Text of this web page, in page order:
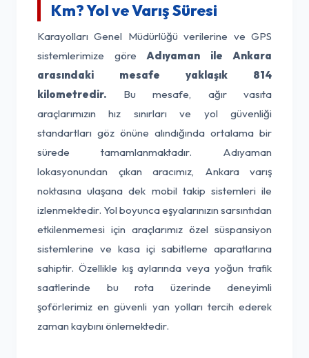
Km? Yol ve Varış Süresi
Karayolları Genel Müdürlüğü verilerine ve GPS
sistemlerimize göre Adıyaman ile Ankara
arasındaki mesafe yaklaşık 814
kilometredir. Bu mesafe, ağır vasıta
araçlarımızın hız sınırları ve yol güvenliği
standartları göz önüne alındığında ortalama bir
sürede tamamlanmaktadır. Adıyaman
lokasyonundan çıkan aracımız, Ankara varış
noktasına ulaşana dek mobil takip sistemleri ile
izlenmektedir. Yol boyunca eşyalarınızın sarsıntıdan
etkilenmemesi için araçlarımız özel süspansiyon
sistemlerine ve kasa içi sabitleme aparatlarına
sahiptir. Özellikle kış aylarında veya yoğun trafik
saatlerinde bu rota üzerinde deneyimli
şoförlerimiz en güvenli yan yolları tercih ederek
zaman kaybını önlemektedir.